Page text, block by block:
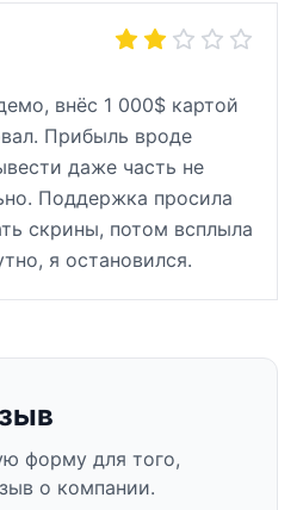
внёс 1 000$ картой
Прибыль вроде
даже часть не
Поддержка просила
скрины, потом всплыла
я остановился.
форму для того,
о компании.